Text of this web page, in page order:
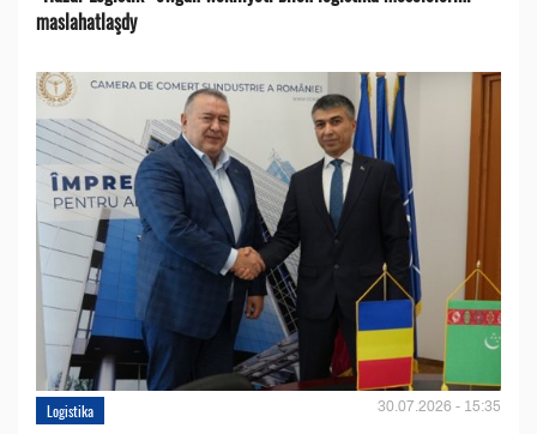
maslahatlaşdy
Logistika 30.07.2026 - 15:35